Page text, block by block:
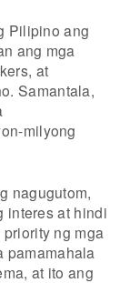
Pilipino ang
ang mga
at
Samantala,
milyong
nagugutom,
interes at hindi
ng mga
pamamahala
at ito ang